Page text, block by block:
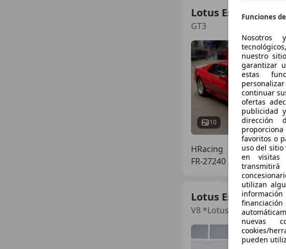
Lotus Esprit
GT3
10
HRacing
FR-27240 SYLVAINS LES
Lotus Esprit
V8 *Lotus Cars
Funciones
Nosotros
nuestro
garantizar
estas
continuar
ofertas
publicidad
dirección
favoritos o
uso del
en visitas
utilizan
nuevas
cookies/
pueden